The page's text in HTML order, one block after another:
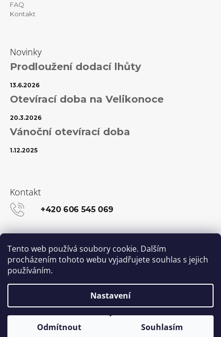
Tento web používá soubory cookie. Dalším
procházením tohoto webu vyjadřujete souhlas s jejich
používáním.
Nastavení
Odmítnout Souhlasím
FAQ
Kontakt
Novinky
Prodloužení dodací lhůty
13.6.2026
Otevírací doba na Velikonoce
20.3.2026
Vánoční otevírací doba
1.12.2025
Kontakt
+420 606 545 069
Vytvořil Shoptet
© 2026 Kanekalon-STORE.cz. Všechna práva
vyhrazena.Upravit nastavení cookies